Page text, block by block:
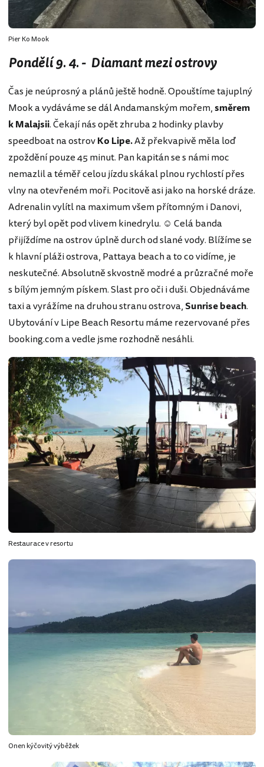
Pier Ko Mook
Pondělí 9. 4. - Diamant mezi ostrovy
Čas je neúprosný a plánů ještě hodně. Opouštíme tajuplný
Mook a vydáváme se dál Andamanským mořem,směrem
k Malajsii. Čekají nás opět zhruba 2 hodinky plavby
speedboat na ostrovKo Lipe.Až překvapivě měla loď
zpoždění pouze 45 minut. Pan kapitán se s námi moc
nemazlil a téměř celou jízdu skákal plnou rychlostí přes
vlny na otevřeném moři. Pocitově asi jako na horské dráze.
Adrenalin vylítl na maximum všem přítomným i Danovi,
který byl opět pod vlivem kinedrylu. ☺ Celá banda
přijíždíme na ostrov úplně durch od slané vody. Blížíme se
k hlavní pláži ostrova, Pattaya beach a to co vidíme, je
neskutečné. Absolutně skvostně modré a průzračné moře
s bílým jemným pískem. Slast pro oči i duši. Objednáváme
taxi a vyrážíme na druhou stranu ostrova, Sunrise beach.
Ubytování v Lipe Beach Resortu máme rezervované přes
booking.com a vedle jsme rozhodně nesáhli.
Restaurace v resortu
Onen kýčovitý výběžek